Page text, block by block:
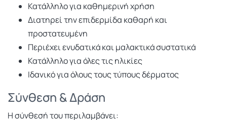
Κατάλληλο για καθημερινή χρήση
Διατηρεί την επιδερμίδα καθαρή και
προστατευμένη
Περιέχει ενυδατικά και μαλακτικά συστατικά
Κατάλληλο για όλες τις ηλικίες
Ιδανικό για όλους τους τύπους δέρματος
Σύνθεση & Δράση
Η σύνθεσή του περιλαμβάνει: